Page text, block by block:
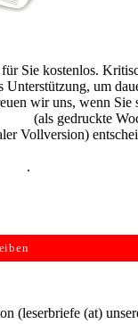
Sie kostenlos.
Unterstützung, um
wir uns, wenn Sie
(als gedruckte
Vollversion)
.
(leserbriefe (at)